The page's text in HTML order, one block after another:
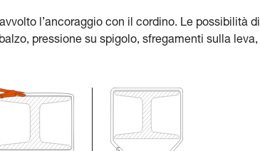
l’ancoraggio con il cordino. Le possibilità di
pressione su spigolo, sfregamenti sulla leva,